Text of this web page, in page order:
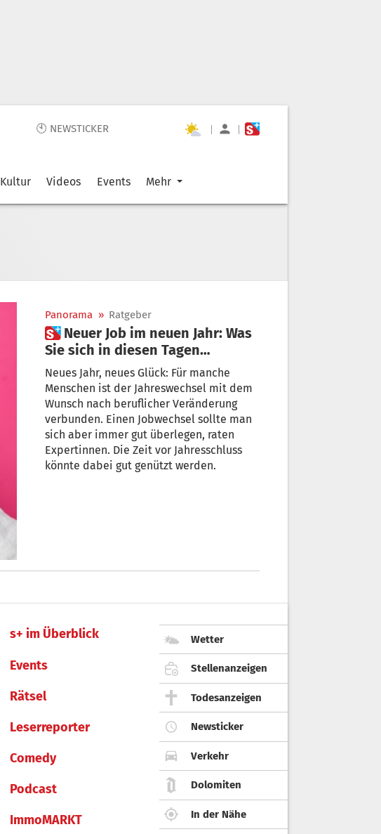
🕙 NEWSTICKER | |
Kultur Videos Events Mehr
Panorama » Ratgeber
 Neuer Job im neuen Jahr: Was
Sie sich in diesen Tagen
überlegen könnten
Neues Jahr, neues Glück: Für manche
Menschen ist der Jahreswechsel mit dem
Wunsch nach beruflicher Veränderung
verbunden. Einen Jobwechsel sollte man
sich aber immer gut überlegen, raten
Expertinnen. Die Zeit vor Jahresschluss
könnte dabei gut genützt werden.
s+ im Überblick
Events
Rätsel
Leserreporter
Comedy
Podcast
ImmoMARKT
Wetter
Stellenanzeigen
Todesanzeigen
Newsticker
Verkehr
Dolomiten
In der Nähe